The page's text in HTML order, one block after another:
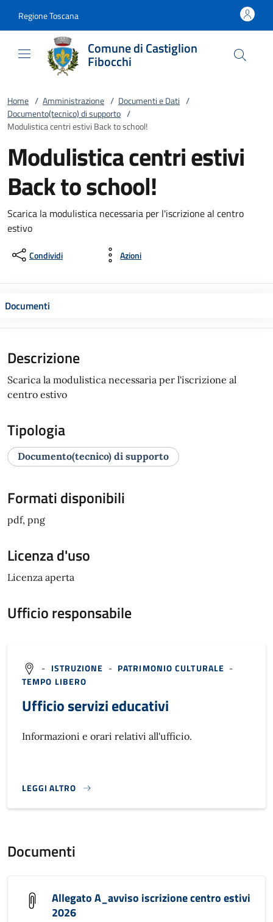
Regione Toscana
Comune di Castiglion
Fibocchi
Home / Amministrazione / Documenti e Dati /
Documento(tecnico) di supporto /
Modulistica centri estivi Back to school!
Modulistica centri estivi
Back to school!
Scarica la modulistica necessaria per l'iscrizione al centro
estivo
Condividi Azioni
Documenti
Descrizione
Scarica la modulistica necessaria per l'iscrizione al
centro estivo
Tipologia
Documento(tecnico) di supporto
Formati disponibili
pdf, png
Licenza d'uso
Licenza aperta
Ufficio responsabile
- ISTRUZIONE - PATRIMONIO CULTURALE -
TEMPO LIBERO
Ufficio servizi educativi
Informazioni e orari relativi all'ufficio.
LEGGI ALTRO
}
Documenti
Allegato A_avviso iscrizione centro estivi
2026